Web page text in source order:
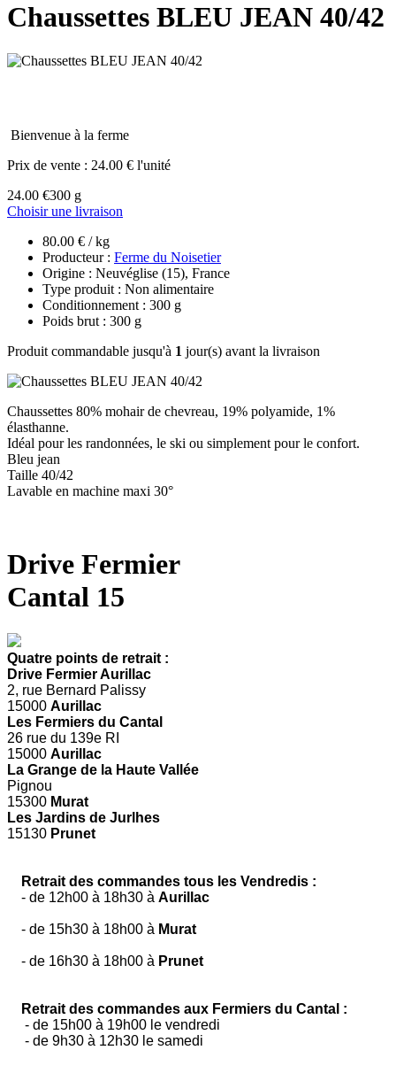
Chaussettes BLEU JEAN 40/42
Bienvenue à la ferme
Prix de vente : 24.00 € l'unité
24.00 €300 g
Choisir une livraison
80.00 € / kg
Producteur : Ferme du Noisetier
Origine : Neuvéglise (15), France
Type produit : Non alimentaire
Conditionnement : 300 g
Poids brut : 300 g
Produit commandable jusqu'à 1 jour(s) avant la livraison
Chaussettes 80% mohair de chevreau, 19% polyamide, 1%
élasthanne.
Idéal pour les randonnées, le ski ou simplement pour le confort.
Bleu jean
Taille 40/42
Lavable en machine maxi 30°
Drive Fermier
Cantal 15
Quatre points de retrait :
Drive Fermier Aurillac
2, rue Bernard Palissy
15000 Aurillac
Les Fermiers du Cantal
26 rue du 139e RI
15000 Aurillac
La Grange de la Haute Vallée
Pignou
15300 Murat
Les Jardins de Jurlhes
15130 Prunet
Retrait des commandes tous les Vendredis :
- de 12h00 à 18h30 à Aurillac
- de 15h30 à 18h00 à Murat
- de 16h30 à 18h00 à Prunet
Retrait des commandes aux Fermiers du Cantal :
- de 15h00 à 19h00 le vendredi
- de 9h30 à 12h30 le samedi